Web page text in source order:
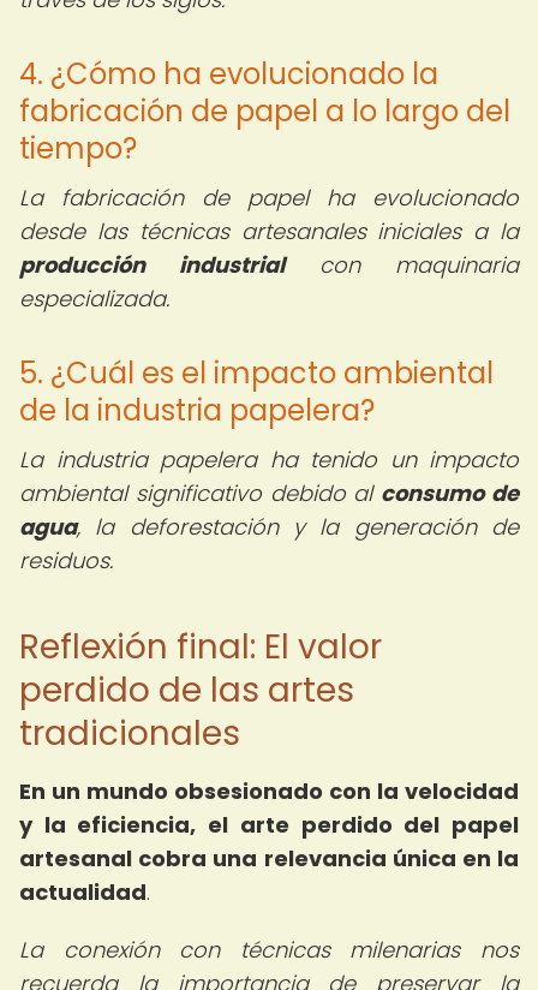
4. ¿Cómo ha evolucionado la
fabricación de papel a lo largo del
tiempo?
La fabricación de papel ha evolucionado
desde las técnicas artesanales iniciales a la
producción industrialcon maquinaria
especializada.
5. ¿Cuál es el impacto ambiental
de la industria papelera?
La industria papelera ha tenido un impacto
ambiental significativo debido al consumo de
agua, la deforestación y la generación de
residuos.
Reflexión final: El valor
perdido de las artes
tradicionales
En un mundo obsesionado con la velocidad
y la eficiencia, el arte perdido del papel
artesanal cobra una relevancia única en la
actualidad.
La conexión con técnicas milenarias nos
recuerda la importancia de preservar la